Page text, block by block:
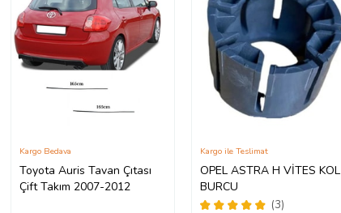
Toyota Auris Tavan Çıtası
Çift Takım 2007-2012
Kargo Bedava
OPEL ASTRA H VİTES KOL
BURCU
(3)
Kargo ile Teslimat